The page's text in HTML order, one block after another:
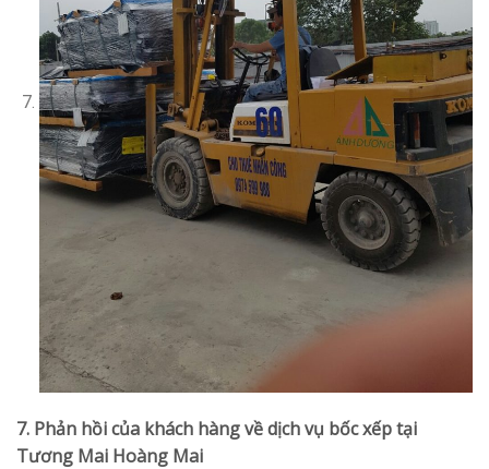
7. Phản hồi của khách hàng về dịch vụ bốc xếp tại
Tương Mai Hoàng Mai